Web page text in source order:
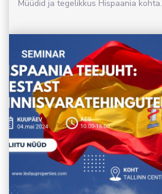
Müüdid ja tegelikkus Hispaania kohta.